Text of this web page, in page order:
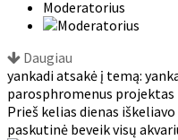
Moderatorius
Daugiau
yankadi atsakė į temą:
parosphromenus projektas
Prieš kelias dienas
paskutinė beveik visų